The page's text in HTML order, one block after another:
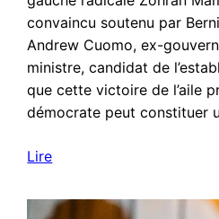
convaincu soutenu par
Andrew Cuomo, ex-
ministre, candidat de
que cette victoire de l’aile
démocrate peut constituer
Lire